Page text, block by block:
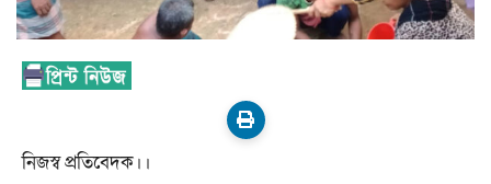
নিজস্ব প্রতিবেদক।।